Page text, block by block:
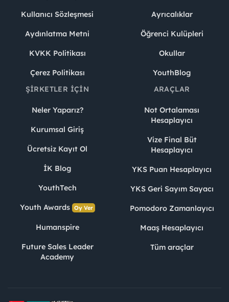
Kullanıcı Sözleşmesi
Aydınlatma Metni
KVKK Politikası
Çerez Politikası
Ayrıcalıklar
Öğrenci Kulüpleri
Okullar
YouthBlog
ŞIRKETLER İÇIN
Neler Yaparız?
Kurumsal Giriş
Ücretsiz Kayıt Ol
İK Blog
YouthTech
Youth Awards Oy Ver
Humanspire
Future Sales Leader
Academy
ARAÇLAR
Not Ortalaması
Hesaplayıcı
Vize Final Büt
Hesaplayıcı
YKS Puan Hesaplayıcı
YKS Geri Sayım Sayacı
Pomodoro Zamanlayıcı
Maaş Hesaplayıcı
Tüm araçlar